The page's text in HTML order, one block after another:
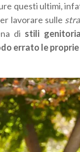
questi ultimi,
lavorare sulle
di stili
errato le proprie